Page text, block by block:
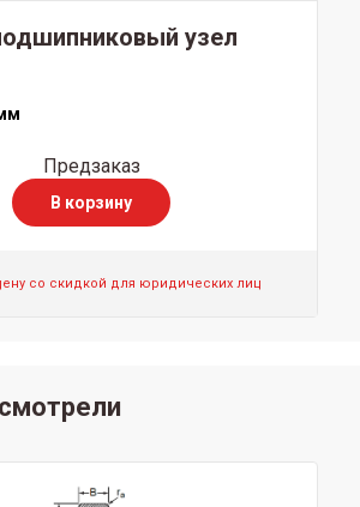
узел
Предзаказ
В корзину
со скидкой для юридических лиц